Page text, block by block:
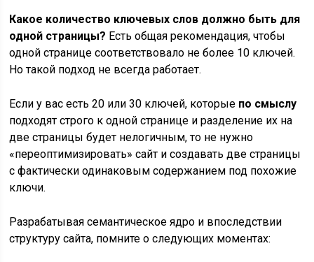
Какое количество ключевых слов должно быть для
одной страницы? Есть общая рекомендация, чтобы
одной странице соответствовало не более 10 ключей.
Но такой подход не всегда работает.
Если у вас есть 20 или 30 ключей, которые по смыслу
подходят строго к одной странице и разделение их на
две страницы будет нелогичным, то не нужно
«переоптимизировать» сайт и создавать две страницы
с фактически одинаковым содержанием под похожие
ключи.
Разрабатывая семантическое ядро и впоследствии
структуру сайта, помните о следующих моментах: